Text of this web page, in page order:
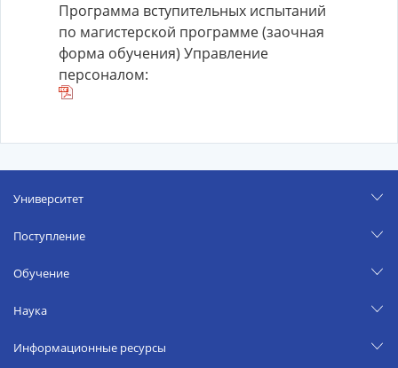
Программа вступительных испытаний
по магистерской программе (заочная
форма обучения) Управление
персоналом:
Университет
Поступление
Обучение
Наука
Информационные ресурсы